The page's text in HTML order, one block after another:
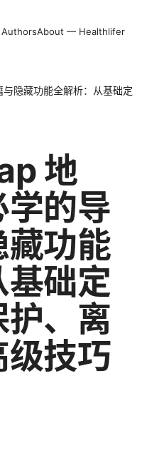
AuthorsAbout — Healthlifer
隐藏功能全解析：从基础定
地
学的导
功能
础定
、离
技巧